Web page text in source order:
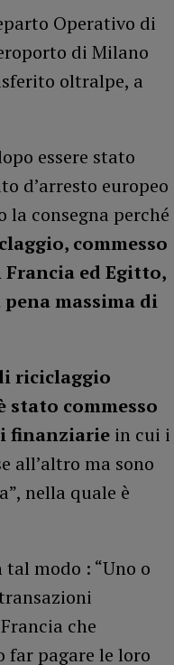
Operativo di
di Milano
oltralpe, a
essere stato
d’arresto europeo
la consegna perché
commesso
Francia ed Egitto,
massima di
riciclaggio
stato commesso
finanziariein cui i
all’altro ma sono
nella quale è
modo : “Uno o
che
far pagare le loro